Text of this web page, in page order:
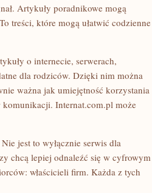
Artykuły poradnikowe mogą
treści, które mogą ułatwić codzienne
o internecie, serwerach,
dla rodziców. Dzięki nim można
ważna jak umiejętność korzystania
komunikacji. Internat.com.pl może
jest to wyłącznie serwis dla
chcą lepiej odnaleźć się w cyfrowym
właścicieli firm. Każda z tych